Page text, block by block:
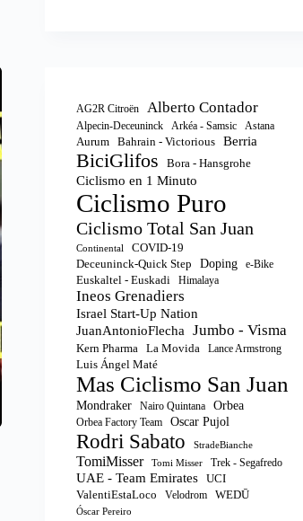
AG2R Citroën Alberto Contador
Alpecin-Deceuninck Arkéa - Samsic
Astana
Aurum
Bahrain - Victorious Berria
BiciGlifos Bora - Hansgrohe
Ciclismo en 1 Minuto
Ciclismo Puro
Ciclismo Total San Juan
Continental
COVID-19
Deceuninck-Quick Step
Doping e-Bike
Euskaltel - Euskadi Himalaya
Ineos Grenadiers
Israel Start-Up Nation
JuanAntonioFlecha Jumbo - Visma
Kern Pharma La Movida Lance Armstrong
Luis Ángel Maté
Mas Ciclismo San Juan
Mondraker Nairo Quintana Orbea
Orbea Factory Team Oscar Pujol
Rodri Sabato StradeBianche
TomiMisser Tomi Misser Trek - Segafredo
UAE - Team Emirates
UCI
ValentiEstaLoco
Velodrom WEDŪ
Óscar Pereiro